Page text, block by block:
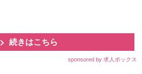
続きはこちら
sponsored by 求人ボックス